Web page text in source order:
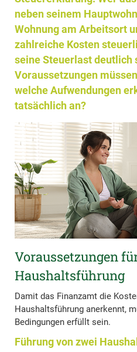
neben seinem
Wohnung am Arbeitsort
zahlreiche Kosten
seine Steuerlast deutlich
Voraussetzungen
welche Aufwendungen
tatsächlich an?
Voraussetzungen
Haushaltsführung
Damit das Finanzamt die
Haushaltsführung anerkennt,
Bedingungen erfüllt sein.
Führung von zwei